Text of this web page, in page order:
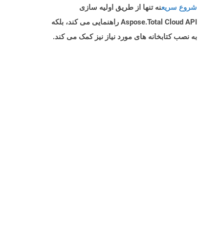
شروع سریعنه تنها از طریق اولیه سازی
Aspose.Total Cloud API راهنمایی می کند، بلکه
به نصب کتابخانه های مورد نیاز نیز کمک می کند.